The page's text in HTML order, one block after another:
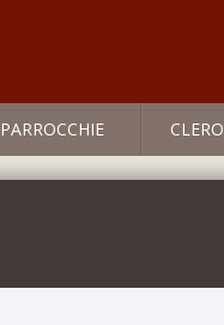
PARROCCHIE CLERO